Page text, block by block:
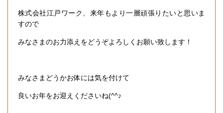
株式会社江戸ワーク、来年もより一層頑張りたいと思いま
すので
みなさまのお力添えをどうぞよろしくお願い致します！
みなさまどうかお体には気を付けて
良いお年をお迎えくださいね(^^♪